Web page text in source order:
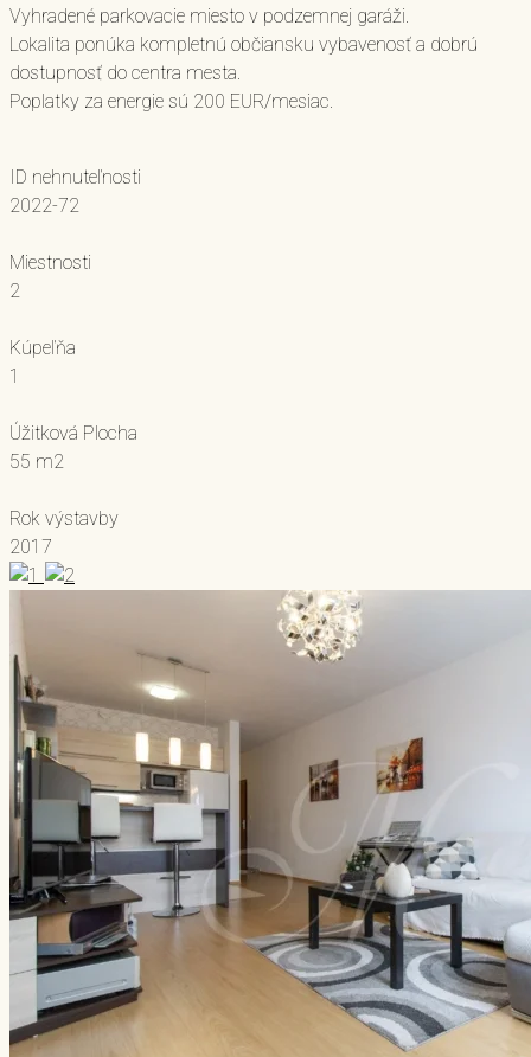
Vyhradené parkovacie miesto v podzemnej garáži.
Lokalita ponúka kompletnú občiansku vybavenosť a dobrú
dostupnosť do centra mesta.
Poplatky za energie sú 200 EUR/mesiac.
ID nehnuteľnosti
2022-72
Miestnosti
2
Kúpeľňa
1
Úžitková Plocha
55 m2
Rok výstavby
2017